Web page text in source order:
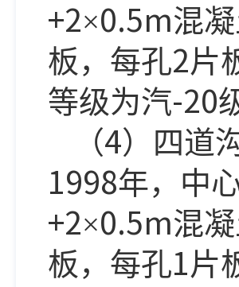
+2×0.5m混
板，每孔2片
等级为汽-20
（4）四道
1998年，中
+2×0.5m混
板，每孔1片